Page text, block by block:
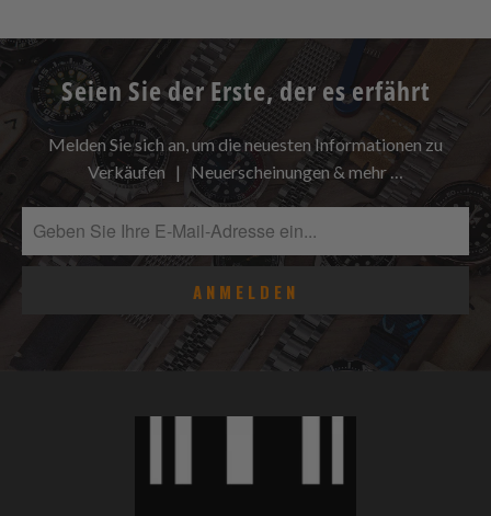
Seien Sie der Erste, der es erfährt
Melden Sie sich an, um die neuesten Informationen zu
Verkäufen | Neuerscheinungen & mehr …